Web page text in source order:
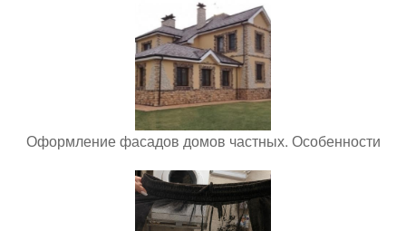
Оформление фасадов домов частных. Особенности